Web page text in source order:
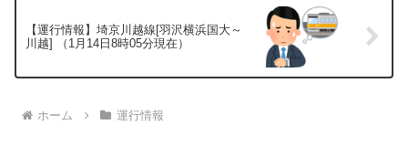
【運行情報】埼京川越線[羽沢横浜国大～
川越] （1月14日8時05分現在）
ホーム 運行情報